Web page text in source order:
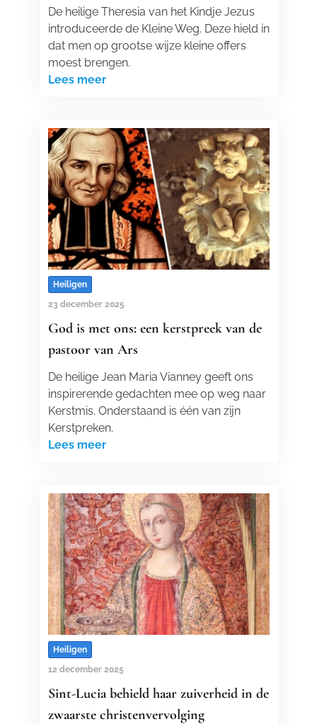
De heilige Theresia van het Kindje Jezus
introduceerde de Kleine Weg. Deze hield in
dat men op grootse wijze kleine offers
moest brengen.
Lees meer
Heiligen
23 december 2025
God is met ons: een kerstpreek van de
pastoor van Ars
De heilige Jean Maria Vianney geeft ons
inspirerende gedachten mee op weg naar
Kerstmis. Onderstaand is één van zijn
Kerstpreken.
Lees meer
Heiligen
12 december 2025
Sint-Lucia behield haar zuiverheid in de
zwaarste christenvervolging